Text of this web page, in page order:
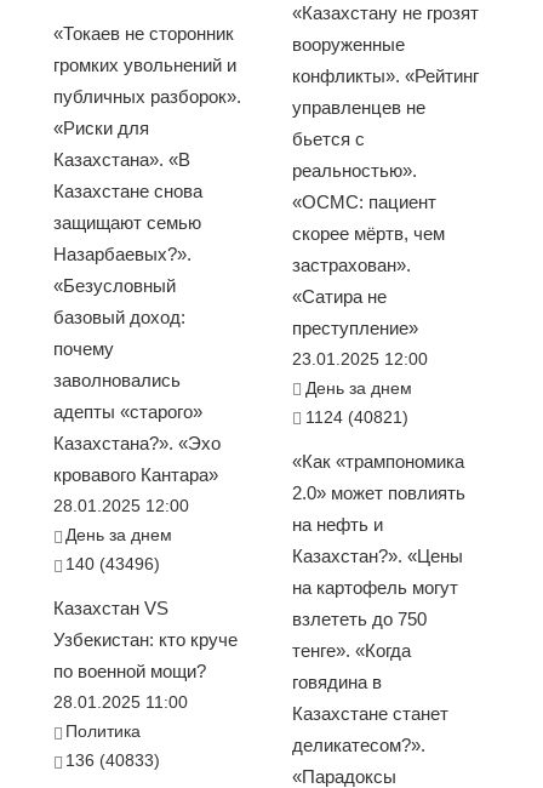
«Токаев не сторонник
громких увольнений и
публичных разборок».
«Риски для
Казахстана». «В
Казахстане снова
защищают семью
Назарбаевых?».
«Безусловный
базовый доход:
почему
заволновались
адепты «старого»
Казахстана?». «Эхо
кровавого Кантара»
28.01.2025 12:00
День за днем
140 (43496)
Казахстан VS
Узбекистан: кто круче
по военной мощи?
28.01.2025 11:00
Политика
136 (40833)
«Казахстану не грозят
вооруженные
конфликты». «Рейтинг
управленцев не
бьется с
реальностью».
«ОСМС: пациент
скорее мёртв, чем
застрахован».
«Сатира не
преступление»
23.01.2025 12:00
День за днем
1124 (40821)
«Как «трампономика
2.0» может повлиять
на нефть и
Казахстан?». «Цены
на картофель могут
взлететь до 750
тенге». «Когда
говядина в
Казахстане станет
деликатесом?».
«Парадоксы